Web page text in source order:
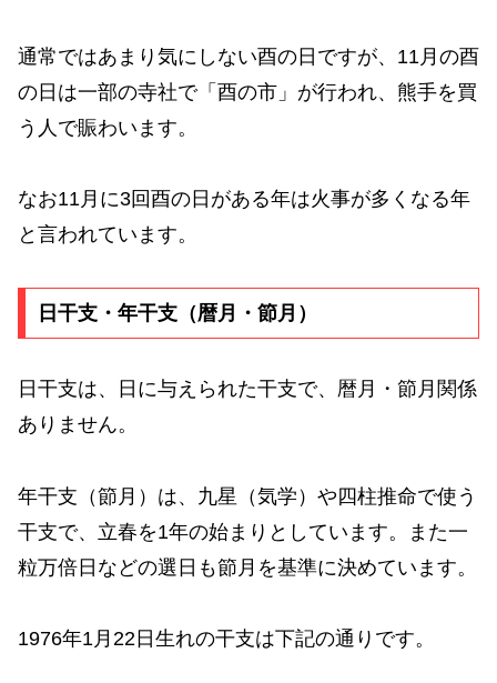
通常ではあまり気にしない酉の日ですが、11月の酉
の日は一部の寺社で「酉の市」が行われ、熊手を買
う人で賑わいます。
なお11月に3回酉の日がある年は火事が多くなる年
と言われています。
日干支・年干支（暦月・節月）
日干支は、日に与えられた干支で、暦月・節月関係
ありません。
年干支（節月）は、九星（気学）や四柱推命で使う
干支で、立春を1年の始まりとしています。また一
粒万倍日などの選日も節月を基準に決めています。
1976年1月22日生れの干支は下記の通りです。